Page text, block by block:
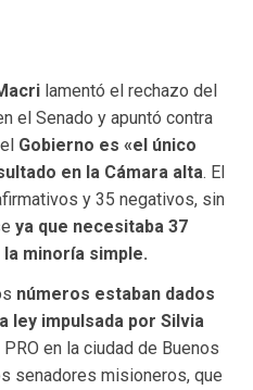
lamentó el rechazo del
el Senado y apuntó contra
Gobierno es «el único
en la Cámara alta. El
y 35 negativos, sin
ya que necesitaba 37
minoría simple.
números estaban dados
ley impulsada por Silvia
en la ciudad de Buenos
senadores misioneros, que